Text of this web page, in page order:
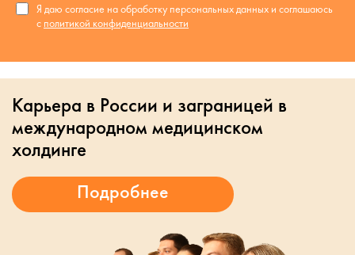
Я даю согласие на обработку персональных данных и соглашаюсь
с политикой конфиденциальности
Карьера в России и заграницей в
международном медицинском
холдинге